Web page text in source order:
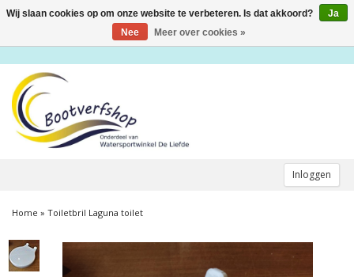
Inloggen
Toggle
Home » Toiletbril Laguna toilet
Wij slaan cookies op om onze website te verbeteren. Is dat akkoord?
Ja
Nee
Meer over cookies »